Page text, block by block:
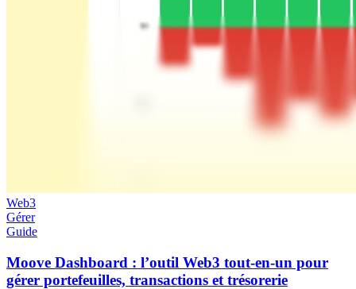
Web3
Gérer
Guide
Moove Dashboard : l’outil Web3 tout-en-un pour
gérer portefeuilles, transactions et trésorerie